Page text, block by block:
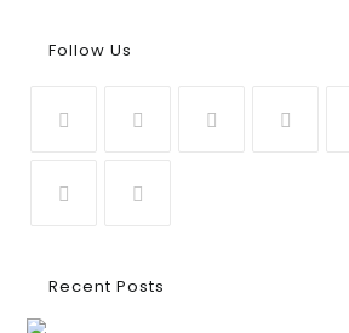
Follow Us
Recent Posts